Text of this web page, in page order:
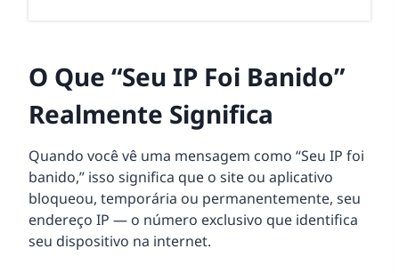
O Que “Seu IP Foi Banido”
Realmente Significa
Quando você vê uma mensagem como “Seu IP foi
banido,” isso significa que o site ou aplicativo
bloqueou, temporária ou permanentemente, seu
endereço IP — o número exclusivo que identifica
seu dispositivo na internet.